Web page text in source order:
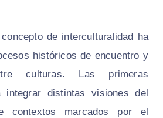
de interculturalidad ha
históricos de encuentro y
culturas. Las primeras
integrar distintas visiones del
contextos marcados por el